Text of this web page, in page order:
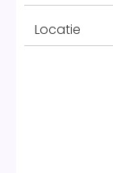
Locatie